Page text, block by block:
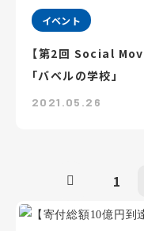
イベント
【第2回 Social
「バベルの学校」
2021.05.26
1